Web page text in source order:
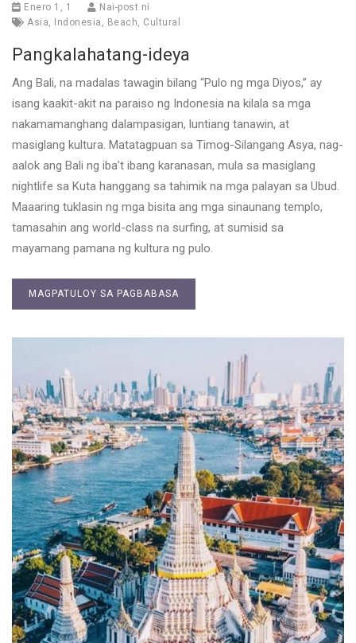
Enero 1, 1
Nai-post ni
Asia
Indonesia Beach Cultural
Pangkalahatang-ideya
Ang Bali, na madalas tawagin bilang “Pulo ng mga Diyos,” ay
isang kaakit-akit na paraiso ng Indonesia na kilala sa mga
nakamamanghang dalampasigan, luntiang tanawin, at
masiglang kultura. Matatagpuan sa Timog-Silangang Asya, nag-
aalok ang Bali ng iba’t ibang karanasan, mula sa masiglang
nightlife sa Kuta hanggang sa tahimik na mga palayan sa Ubud.
Maaaring tuklasin ng mga bisita ang mga sinaunang templo,
tamasahin ang world-class na surfing, at sumisid sa
mayamang pamana ng kultura ng pulo.
MAGPATULOY SA PAGBABASA